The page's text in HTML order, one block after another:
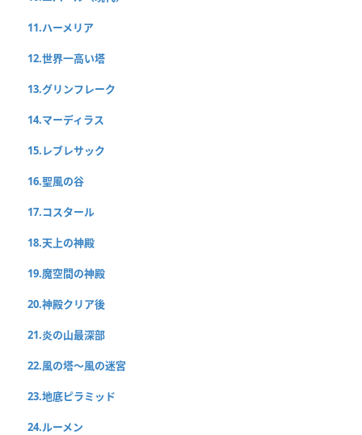
11.ハーメリア
12.世界一高い塔
13.グリンフレーク
14.マーディラス
15.レブレサック
16.聖風の谷
17.コスタール
18.天上の神殿
19.魔空間の神殿
20.神殿クリア後
21.炎の山最深部
22.風の塔〜風の迷宮
23.地底ピラミッド
24.ルーメン